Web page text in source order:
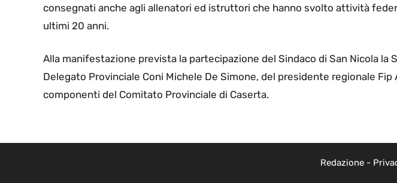
consegnati anche agli allenatori ed istruttori che hanno svolto attività
ultimi 20 anni.
Alla manifestazione prevista la partecipazione del Sindaco di San Nicola la
Delegato Provinciale Coni Michele De Simone, del presidente regionale Fip
componenti del Comitato Provinciale di Caserta.
Redazione-